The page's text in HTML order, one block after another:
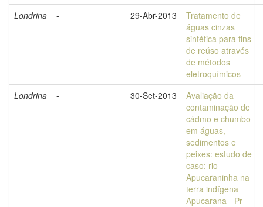
Londrina
- 29-Abr-2013
Tratamento de
águas cinzas
sintética para fins
de reúso através
de métodos
eletroquímicos
Londrina
- 30-Set-2013
Avaliação da
contaminação de
cádmo e chumbo
em águas,
sedimentos e
peixes: estudo de
caso: rio
Apucaraninha na
terra indígena
Apucarana - Pr